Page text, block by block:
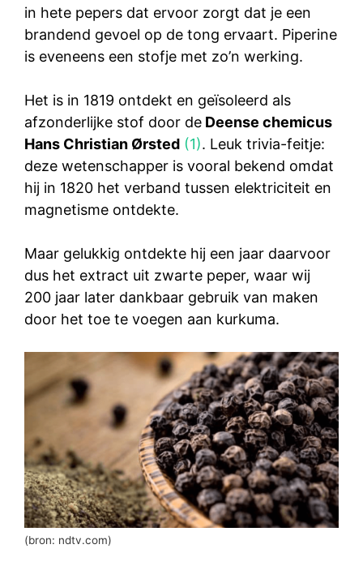
in hete pepers dat ervoor zorgt dat je een
brandend gevoel op de tong ervaart. Piperine
is eveneens een stofje met zo’n werking.
Het is in 1819 ontdekt en geïsoleerd als
afzonderlijke stof door de Deense chemicus
Hans Christian Ørsted (1). Leuk trivia-feitje:
deze wetenschapper is vooral bekend omdat
hij in 1820 het verband tussen elektriciteit en
magnetisme ontdekte.
Maar gelukkig ontdekte hij een jaar daarvoor
dus het extract uit zwarte peper, waar wij
200 jaar later dankbaar gebruik van maken
door het toe te voegen aan kurkuma.
(bron: ndtv.com)